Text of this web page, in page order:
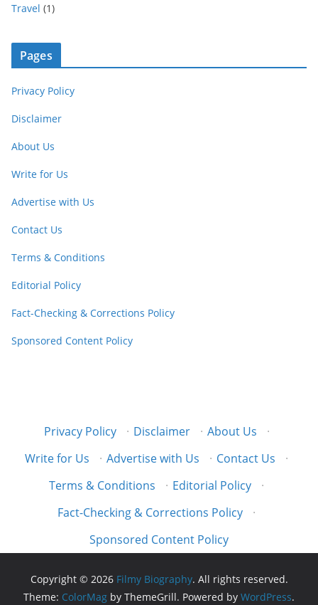
Travel (1)
Pages
Privacy Policy
Disclaimer
About Us
Write for Us
Advertise with Us
Contact Us
Terms & Conditions
Editorial Policy
Fact-Checking & Corrections Policy
Sponsored Content Policy
Privacy Policy · Disclaimer · About Us
·
Write for Us
· Advertise with Us · Contact Us
·
Terms & Conditions
· Editorial Policy
·
Fact-Checking & Corrections Policy
·
Sponsored Content Policy
Copyright © 2026 Filmy Biography. All rights reserved.
Theme: ColorMag by ThemeGrill. Powered by WordPress.